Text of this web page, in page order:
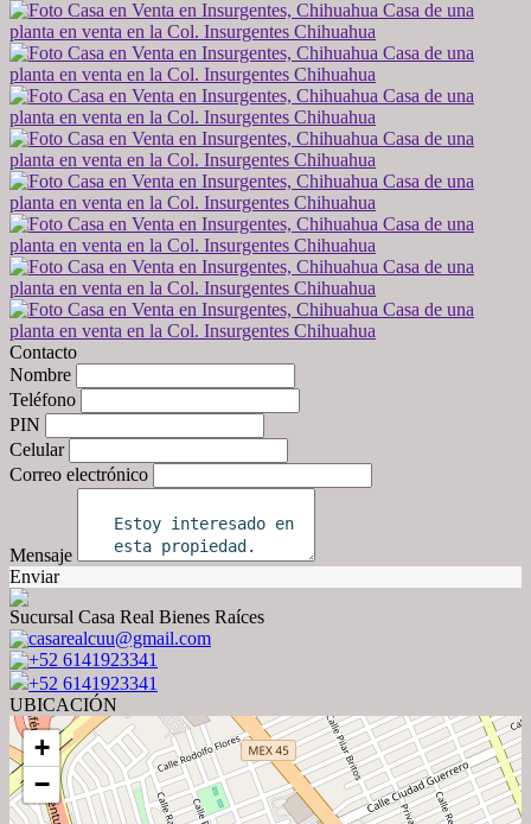
Contacto
Nombre
Teléfono
PIN
Celular
Correo electrónico
Mensaje
Enviar
Sucursal Casa Real Bienes Raíces
casarealcuu@gmail.com
+52 6141923341
+52 6141923341
UBICACIÓN
+
−